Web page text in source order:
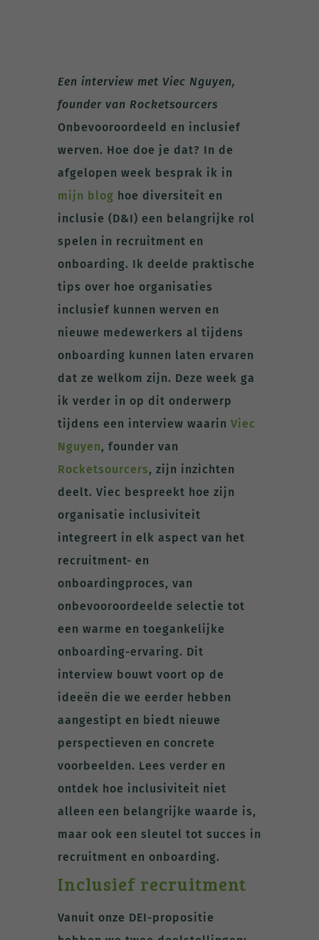
Een interview met Viec Nguyen,
founder van Rocketsourcers
Onbevooroordeeld en inclusief
werven. Hoe doe je dat? In de
afgelopen week besprak ik in
mijn blog hoe diversiteit en
inclusie (D&I) een belangrijke rol
spelen in recruitment en
onboarding. Ik deelde praktische
tips over hoe organisaties
inclusief kunnen werven en
nieuwe medewerkers al tijdens
onboarding kunnen laten ervaren
dat ze welkom zijn. Deze week ga
ik verder in op dit onderwerp
tijdens een interview waarin Viec
Nguyen, founder van
Rocketsourcers, zijn inzichten
deelt. Viec bespreekt hoe zijn
organisatie inclusiviteit
integreert in elk aspect van het
recruitment- en
onboardingproces, van
onbevooroordeelde selectie tot
een warme en toegankelijke
onboarding-ervaring. Dit
interview bouwt voort op de
ideeën die we eerder hebben
aangestipt en biedt nieuwe
perspectieven en concrete
voorbeelden. Lees verder en
ontdek hoe inclusiviteit niet
alleen een belangrijke waarde is,
maar ook een sleutel tot succes in
recruitment en onboarding.
Inclusief recruitment
Vanuit onze DEI-propositie